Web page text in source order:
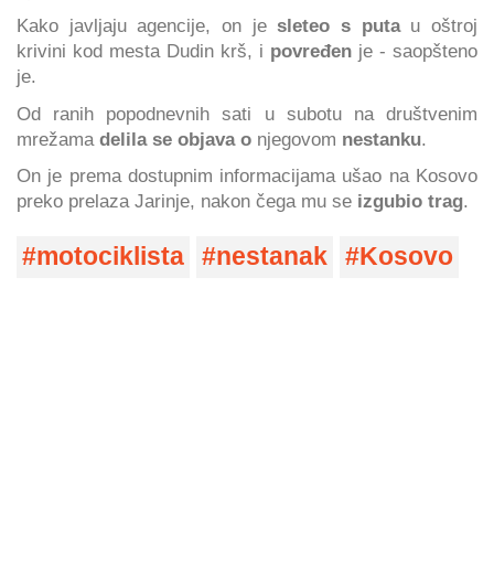
Kako javljaju agencije, on jesleteo s putau oštroj
krivini kod mesta Dudin krš, i povređen je - saopšteno
je.
Od ranih popodnevnih sati u subotu na društvenim
mrežama delila se objava o njegovom nestanku.
On je prema dostupnim informacijama ušao na Kosovo
preko prelaza Jarinje, nakon čega mu se izgubio trag.
motociklista nestanak Kosovo